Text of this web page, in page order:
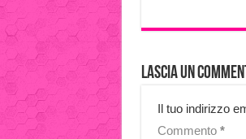
Lascia un
Il tuo indirizzo
Commento *